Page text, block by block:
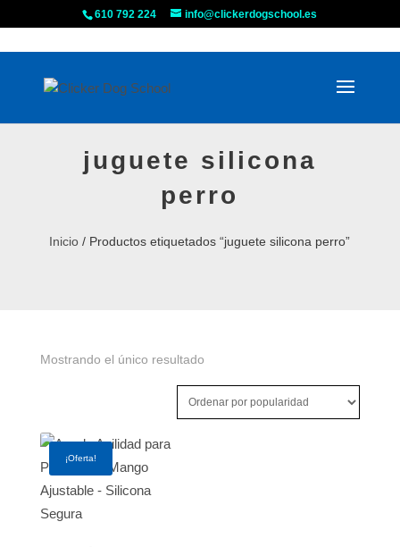
610 792 224 info@clickerdogschool.es
juguete silicona
perro
Inicio / Productos etiquetados “juguete silicona perro”
Mostrando el único resultado
¡Oferta!